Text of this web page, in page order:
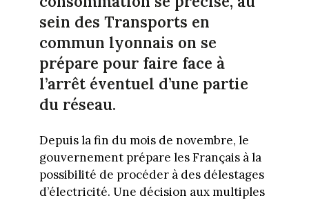
sein des Transports en
commun lyonnais on se
prépare pour faire face à
l’arrêt éventuel d’une partie
du réseau.
Depuis la fin du mois de novembre, le
gouvernement prépare les Français à la
possibilité de procéder à des délestages
d’électricité. Une décision aux multiples